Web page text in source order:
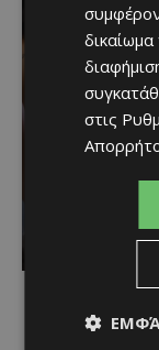
Μια
κέφι
τη
Κατερίνα
δικαίωμα
στις